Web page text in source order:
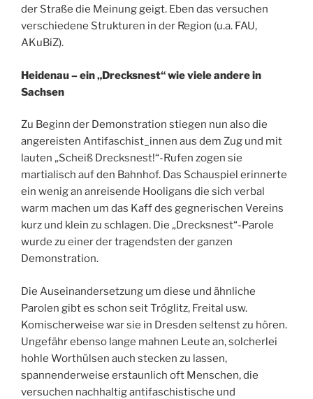
der Straße die Meinung geigt. Eben das versuchen
verschiedene Strukturen in der Region (u.a. FAU,
AKuBiZ).
Heidenau – ein „Drecksnest“ wie viele andere in
Sachsen
Zu Beginn der Demonstration stiegen nun also die
angereisten Antifaschist_innen aus dem Zug und mit
lauten „Scheiß Drecksnest!“-Rufen zogen sie
martialisch auf den Bahnhof. Das Schauspiel erinnerte
ein wenig an anreisende Hooligans die sich verbal
warm machen um das Kaff des gegnerischen Vereins
kurz und klein zu schlagen. Die „Drecksnest“-Parole
wurde zu einer der tragendsten der ganzen
Demonstration.
Die Auseinandersetzung um diese und ähnliche
Parolen gibt es schon seit Tröglitz, Freital usw.
Komischerweise war sie in Dresden seltenst zu hören.
Ungefähr ebenso lange mahnen Leute an, solcherlei
hohle Worthülsen auch stecken zu lassen,
spannenderweise erstaunlich oft Menschen, die
versuchen nachhaltig antifaschistische und